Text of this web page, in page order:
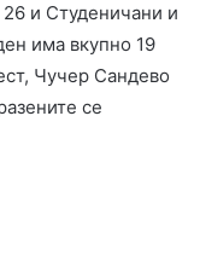
и Студеничани и
има вкупно 19
Чучер Сандево
се